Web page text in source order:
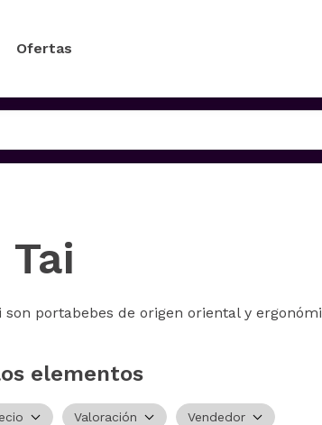
Ofertas
Tai
son portabebes de origen oriental y
elementos
Valoración Vendedor